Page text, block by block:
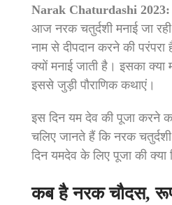
Narak Chaturdashi
आज नरक चतुर्दशी मनाई जा
नाम से दीपदान करने की
क्यों मनाई जाती है। इसका
इससे जुड़ी पौराणिक कथाएं।
इस दिन यम देव की पूजा करने
चलिए जानते हैं कि नरक
दिन यमदेव के लिए पूजा की क्या
कब है नरक चौदस,